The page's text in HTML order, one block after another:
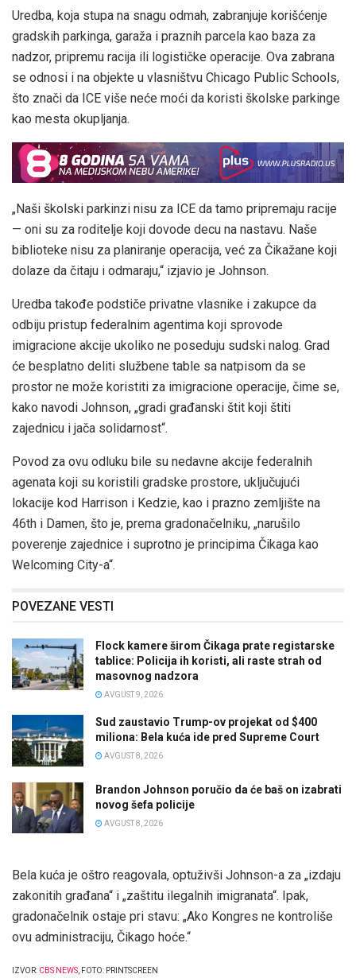
Uredba, koja stupa na snagu odmah, zabranjuje korišćenje
gradskih parkinga, garaža i praznih parcela kao baza za
nadzor, pripremu racija ili logističke operacije. Ova zabrana
se odnosi i na objekte u vlasništvu Chicago Public Schools,
što znači da ICE više neće moći da koristi školske parkinge
kao mesta okupljanja.
„Naši školski parkinzi nisu za ICE da tamo pripremaju racije
— oni su za roditelje koji dovode decu na nastavu. Naše
biblioteke nisu za planiranje operacija, već za Čikažane koji
dolaze da čitaju i odmaraju,“ izjavio je Johnson.
Uredba takođe podstiče privatne vlasnike i zakupce da
odbiju pristup federalnim agentima koji sprovode
imigracione akcije ukoliko ne poseduju sudski nalog. Grad
će besplatno deliti službene table sa natpisom da se
prostor ne može koristiti za imigracione operacije, čime se,
kako navodi Johnson, „gradi građanski štit koji štiti
zajednicu i jača solidarnost“.
Povod za ovu odluku bile su nedavne akcije federalnih
agenata koji su koristili gradske prostore, uključujući
lokacije kod Harrison i Kedzie, kao i prazno zemljište na
46th i Damen, što je, prema gradonačelniku, „narušilo
poverenje zajednice i suprotno je principima Čikaga kao
Welcoming City-a“.
POVEZANE VESTI
Flock kamere širom Čikaga prate registarske
tablice: Policija ih koristi, ali raste strah od
masovnog nadzora
AVGUST 9, 2026
Sud zaustavio Trump-ov projekat od $400
miliona: Bela kuća ide pred Supreme Court
AVGUST 8, 2026
Brandon Johnson poručio da će baš on izabrati
novog šefa policije
AVGUST 8, 2026
Bela kuća je oštro reagovala, optuživši Johnson-a za „izdaju
zakonitih građana“ i „zaštitu ilegalnih imigranata“. Ipak,
gradonačelnik ostaje pri stavu: „Ako Kongres ne kontroliše
ovu administraciju, Čikago hoće.“
IZVOR: CBS NEWS , FOTO: PRINTSCREEN